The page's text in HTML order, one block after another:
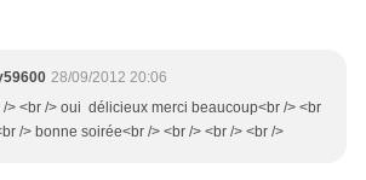
28/09/2012 20:06
/> <br /> oui délicieux merci beaucoup<br /> <br
/> bonne soirée<br /> <br /> <br /> <br />